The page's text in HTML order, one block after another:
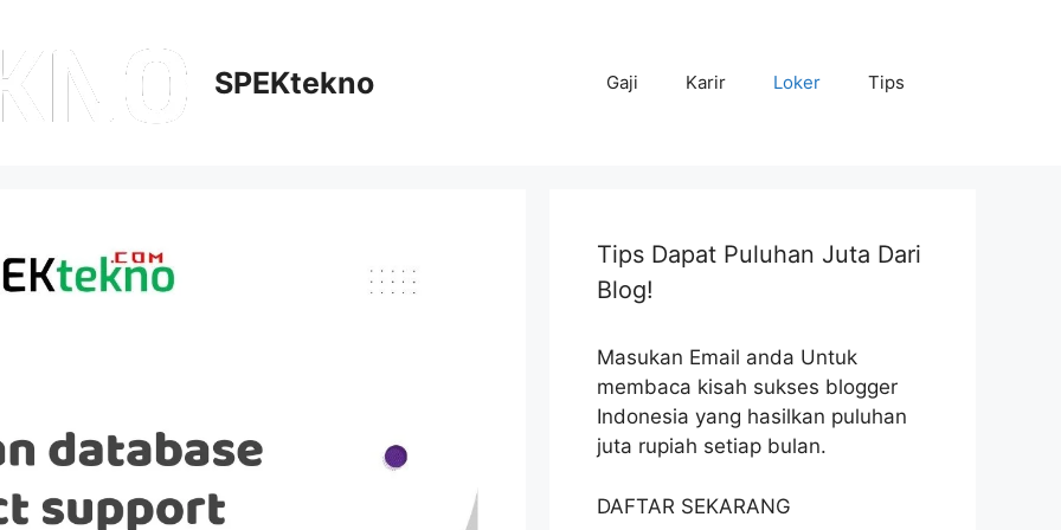
SPEKtekno Gaji Karir Loker Tips
Tips Dapat Puluhan Juta Dari
Blog!
Masukan Email anda Untuk
membaca kisah sukses blogger
Indonesia yang hasilkan puluhan
juta rupiah setiap bulan.
DAFTAR SEKARANG